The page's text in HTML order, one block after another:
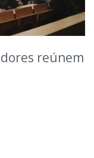
reúnem